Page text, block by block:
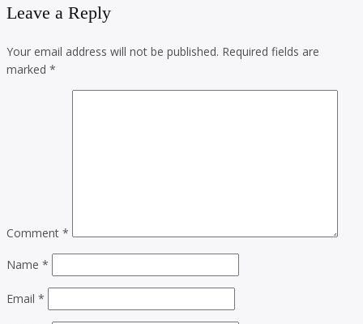
Leave a Reply
Your email address will not be published. Required fields are
marked *
Comment *
Name *
Email *